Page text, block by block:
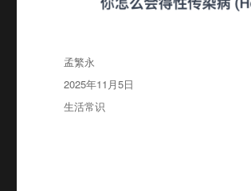
作
孟繁永
发
布
于
2025年11月5日
分
生活常识